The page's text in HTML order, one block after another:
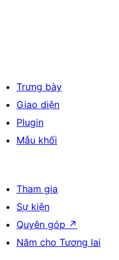
Trưng bày
Giao diện
Plugin
Mẫu khối
Tham gia
Sự kiện
Quyên góp ↗
Năm cho Tương lai